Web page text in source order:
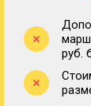
руб.